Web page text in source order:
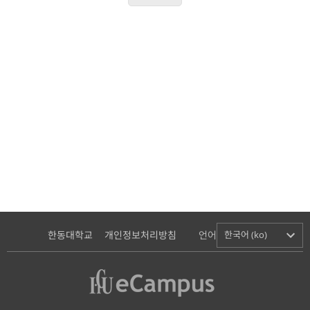
한동대학교 개인정보처리방침 언어 한국어 (ko)